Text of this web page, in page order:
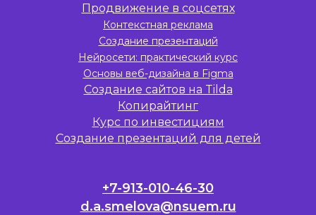
Продвижение в соцсетях
Контекстная реклама
Создание презентаций
Нейросети: практический курс
Основы веб-дизайна в Figma
Создание сайтов на Tilda
Копирайтинг
Курс по инвестициям
Создание презентаций для детей
+7-913-010-46-30
d.a.smelova@nsuem.ru